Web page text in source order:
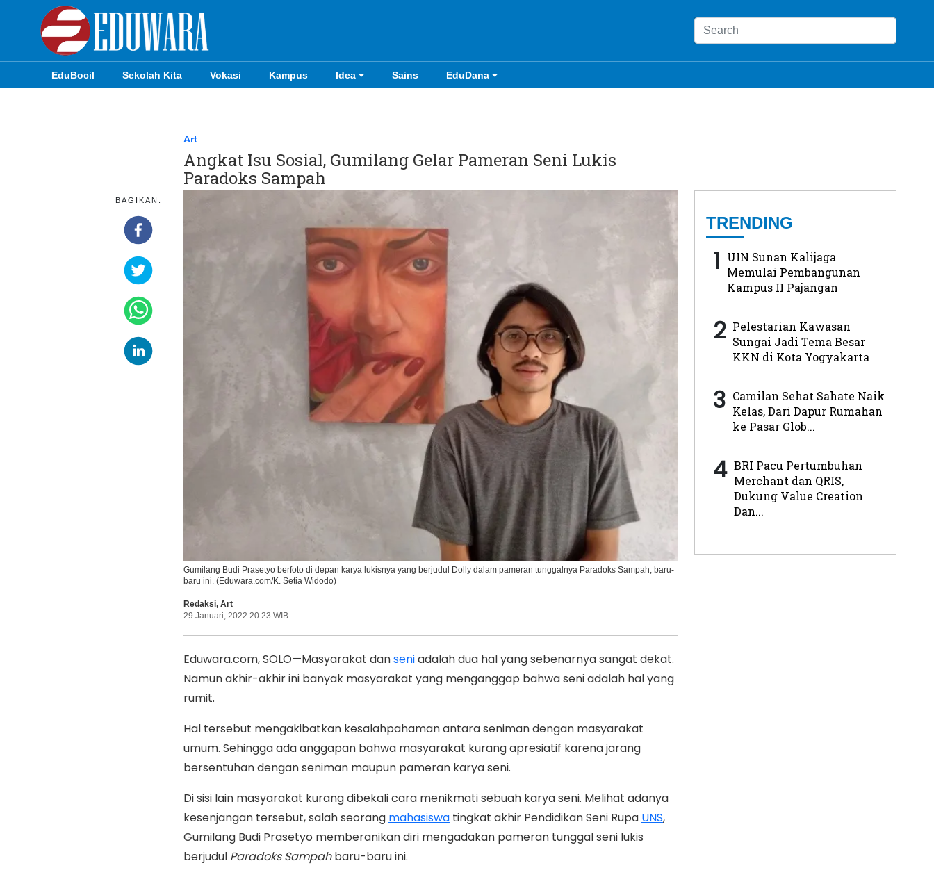
EduBocil Sekolah Kita Vokasi Kampus Idea Sains EduDana
Ikuti Kami di:
Art
Angkat Isu Sosial, Gumilang Gelar Pameran Seni Lukis
Paradoks Sampah
BAGIKAN:
Gumilang Budi Prasetyo berfoto di depan karya lukisnya yang berjudul Dolly dalam pameran tunggalnya Paradoks Sampah, baru-
baru ini. (Eduwara.com/K. Setia Widodo)
Redaksi, Art
29 Januari, 2022 20:23 WIB
Eduwara.com, SOLO—Masyarakat danseniadalah dua hal yang sebenarnya sangat dekat.
Namun akhir-akhir ini banyak masyarakat yang menganggap bahwa seni adalah hal yang
rumit.
Hal tersebut mengakibatkan kesalahpahaman antara seniman dengan masyarakat
umum. Sehingga ada anggapan bahwa masyarakat kurang apresiatif karena jarang
bersentuhan dengan seniman maupun pameran karya seni.
Di sisi lain masyarakat kurang dibekali cara menikmati sebuah karya seni. Melihat adanya
kesenjangan tersebut, salah seorang mahasiswatingkat akhir Pendidikan Seni Rupa UNS,
Gumilang Budi Prasetyo memberanikan diri mengadakan pameran tunggal seni lukis
berjudul Paradoks Sampahbaru-baru ini.
TRENDING
1 UIN Sunan Kalijaga
Memulai Pembangunan
Kampus II Pajangan
2 Pelestarian Kawasan
Sungai Jadi Tema Besar
KKN di Kota Yogyakarta
3 Camilan Sehat Sahate Naik
Kelas, Dari Dapur Rumahan
ke Pasar Glob...
4 BRI Pacu Pertumbuhan
Merchant dan QRIS,
Dukung Value Creation
Dan...